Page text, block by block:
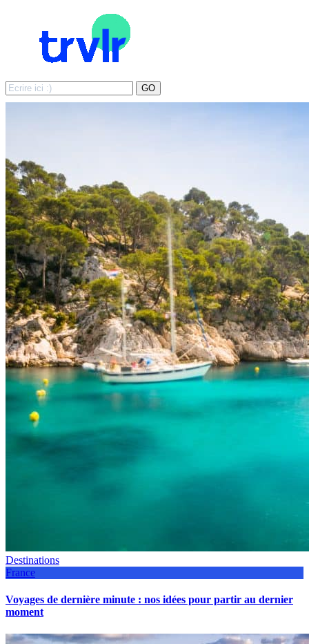
Search
for:
GO
Destinations
France
Voyages de dernière minute : nos idées pour partir au dernier
moment